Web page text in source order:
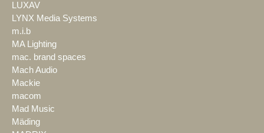
LUXAV
LYNX Media Systems
m.i.b
MA Lighting
mac. brand spaces
Mach Audio
Mackie
macom
Mad Music
Mäding